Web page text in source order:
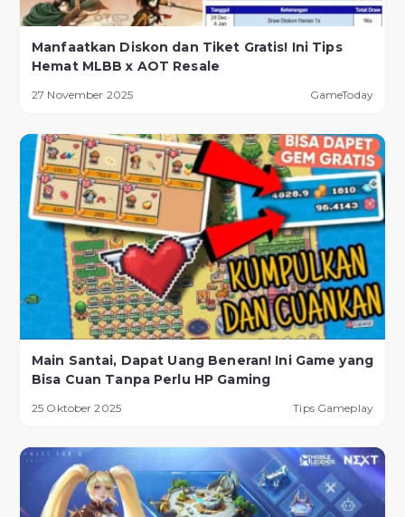
Manfaatkan Diskon dan Tiket Gratis! Ini Tips
Hemat MLBB x AOT Resale
27 November 2025 GameToday
Main Santai, Dapat Uang Beneran! Ini Game yang
Bisa Cuan Tanpa Perlu HP Gaming
25 Oktober 2025 Tips Gameplay